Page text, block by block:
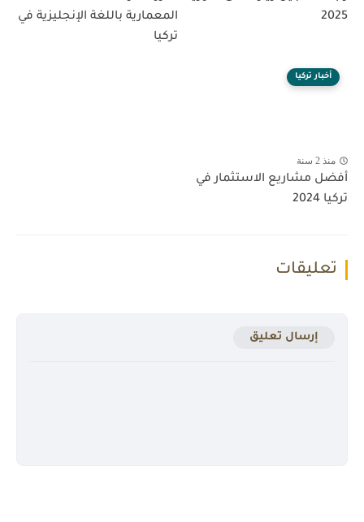
2025
المعمارية باللغة الإنجليزية في
تركيا
أخبار تركيا
منذ 2 سنة
أفضل مشاريع الاستثمار في
تركيا 2024
تعليقات
إرسال تعليق